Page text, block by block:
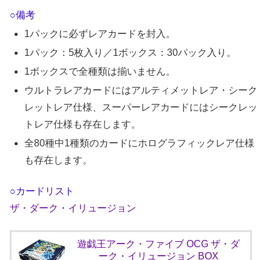
○備考
1パックに必ずレアカードを封入。
1パック：5枚入り／1ボックス：30パック入り。
1ボックスで全種類は揃いません。
ウルトラレアカードにはアルティメットレア・シーク
レットレア仕様、スーパーレアカードにはシークレッ
トレア仕様も存在します。
全80種中1種類のカードにホログラフィックレア仕様
も存在します。
○カードリスト
ザ・ダーク・イリュージョン
遊戯王アーク・ファイブ OCG ザ・ダ
ーク・イリュージョン BOX